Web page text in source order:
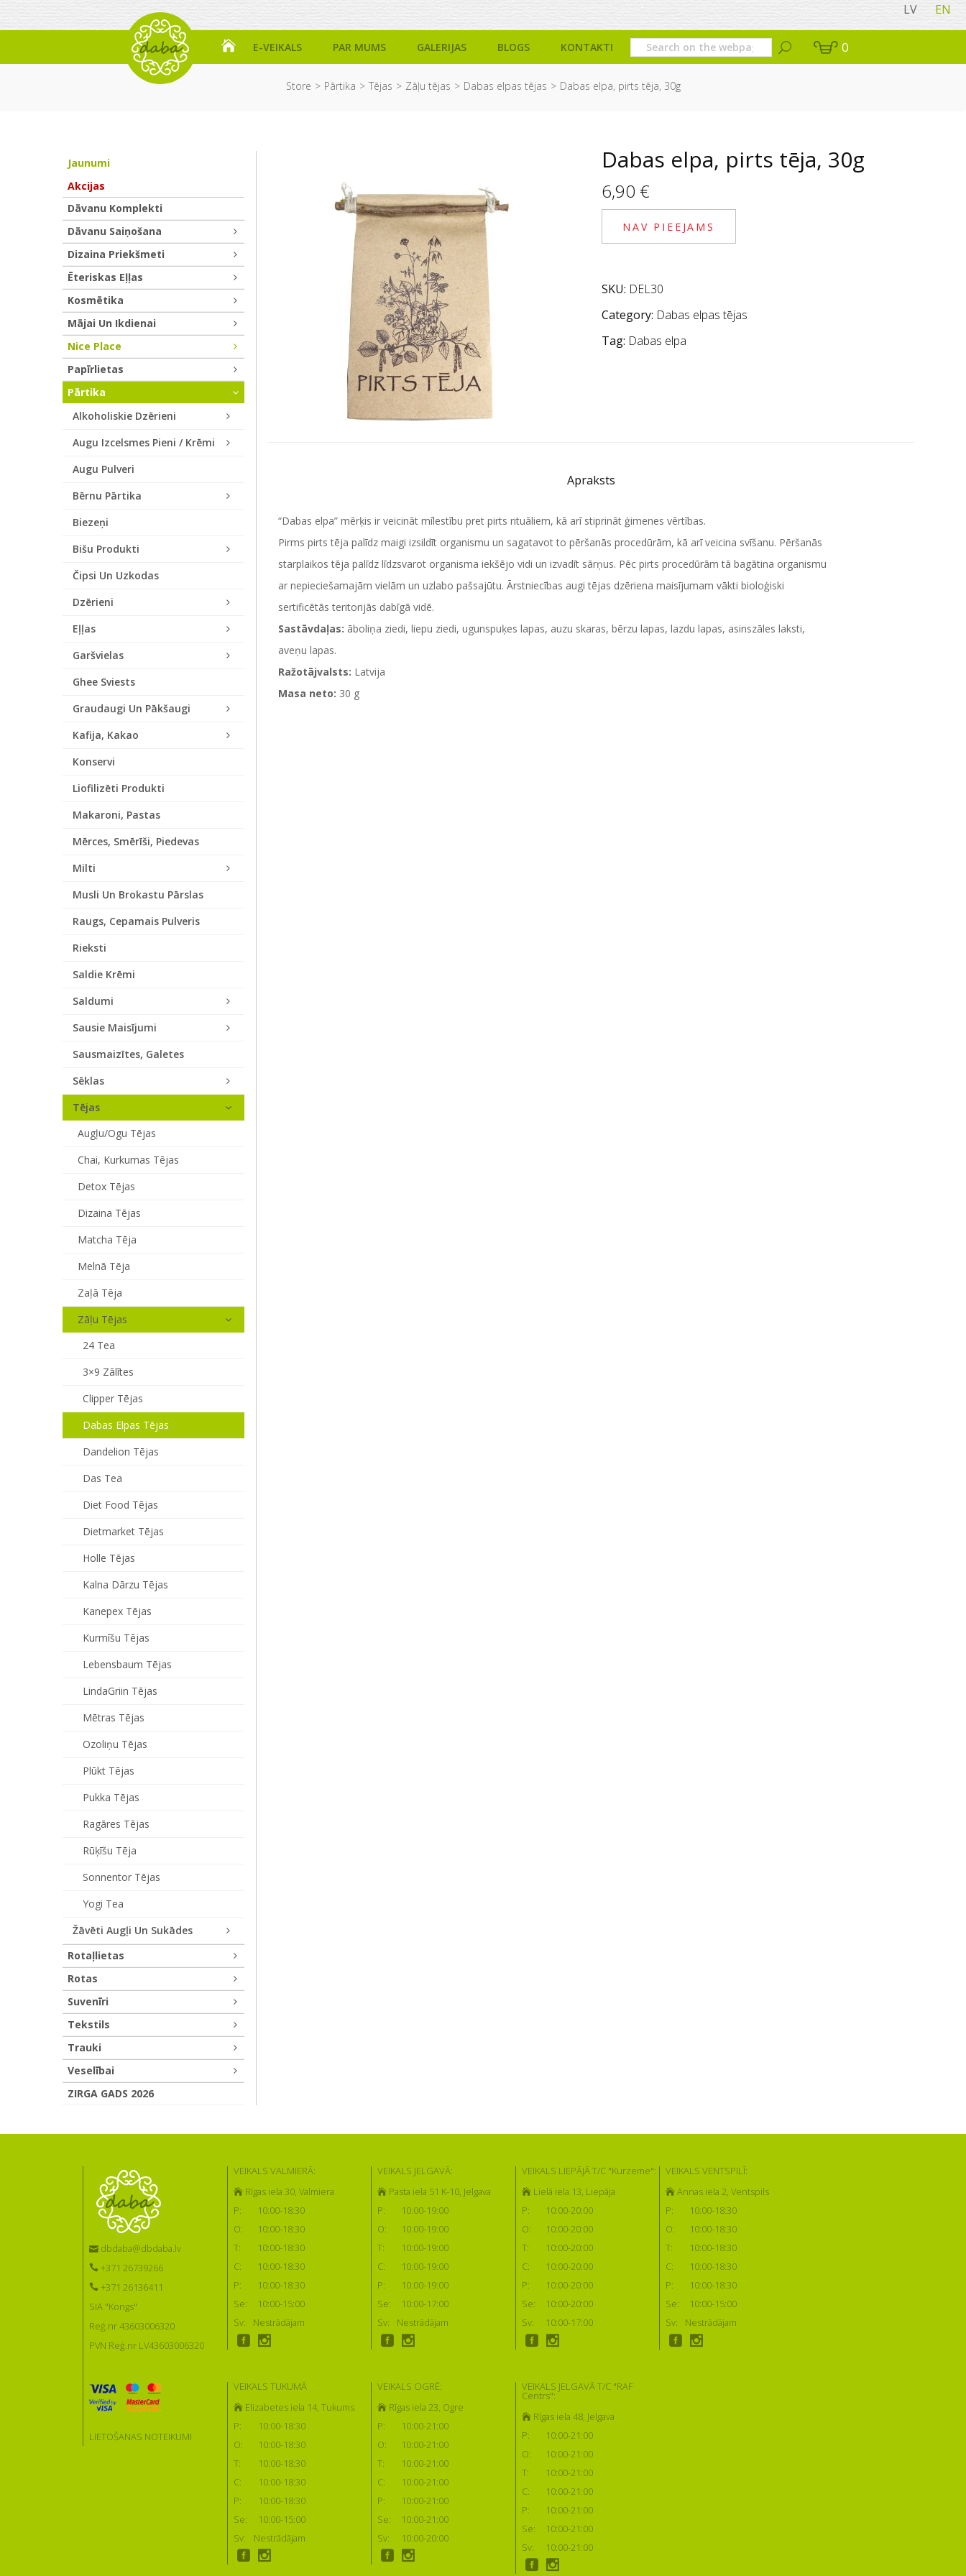
LV EN
E-VEIKALS PAR MUMS GALERIJAS BLOGS KONTAKTI 0
Store Pārtika Tējas Zāļu tējas Dabas elpas tējas Dabas elpa, pirts tēja, 30g
Dabas elpa, pirts tēja, 30g
6,90 €
NAV PIEEJAMS
SKU: DEL30
Category: Dabas elpas tējas
Tag: Dabas elpa
Apraksts
“Dabas elpa” mērķis ir veicināt mīlestību pret pirts rituāliem, kā arī stiprināt ģimenes vērtības.
Pirms pirts tēja palīdz maigi izsildīt organismu un sagatavot to pēršanās procedūrām, kā arī veicina svīšanu. Pēršanās
starplaikos tēja palīdz līdzsvarot organisma iekšējo vidi un izvadīt sārņus. Pēc pirts procedūrām tā bagātina organismu
ar nepieciešamajām vielām un uzlabo pašsajūtu. Ārstniecības augi tējas dzēriena maisījumam vākti bioloģiski
sertificētās teritorijās dabīgā vidē.
Sastāvdaļas: āboliņa ziedi, liepu ziedi, ugunspuķes lapas, auzu skaras, bērzu lapas, lazdu lapas, asinszāles laksti,
aveņu lapas.
Ražotājvalsts: Latvija
Masa neto: 30 g
Jaunumi
Akcijas
Dāvanu Komplekti
Dāvanu Saiņošana
Dizaina Priekšmeti
Ēteriskas Eļļas
Kosmētika
Mājai Un Ikdienai
Nice Place
Papīrlietas
Pārtika
Alkoholiskie Dzērieni
Augu Izcelsmes Pieni / Krēmi
Augu Pulveri
Bērnu Pārtika
Biezeņi
Bišu Produkti
Čipsi Un Uzkodas
Dzērieni
Eļļas
Garšvielas
Ghee Sviests
Graudaugi Un Pākšaugi
Kafija, Kakao
Konservi
Liofilizēti Produkti
Makaroni, Pastas
Mērces, Smērīši, Piedevas
Milti
Musli Un Brokastu Pārslas
Raugs, Cepamais Pulveris
Rieksti
Saldie Krēmi
Saldumi
Sausie Maisījumi
Sausmaizītes, Galetes
Sēklas
Tējas
Augļu/ogu Tējas
Chai, Kurkumas Tējas
Detox Tējas
Dizaina Tējas
Matcha Tēja
Melnā Tēja
Zaļā Tēja
Zāļu Tējas
24 Tea
3×9 Zālītes
Clipper Tējas
Dabas Elpas Tējas
Dandelion Tējas
Das Tea
Diet Food Tējas
Dietmarket Tējas
Holle Tējas
Kalna Dārzu Tējas
Kanepex Tējas
Kurmīšu Tējas
Lebensbaum Tējas
LindaGriin Tējas
Mētras Tējas
Ozoliņu Tējas
Plūkt Tējas
Pukka Tējas
Ragāres Tējas
Rūķīšu Tēja
Sonnentor Tējas
Yogi Tea
Žāvēti Augļi Un Sukādes
Rotaļlietas
Rotas
Suvenīri
Tekstils
Trauki
Veselībai
ZIRGA GADS 2026
dbdaba@dbdaba.lv
+371 26739266
+371 26136411
SIA "Kongs"
Reģ.nr 43603006320
PVN Reģ.nr LV43603006320
LIETOŠANAS NOTEIKUMI
VEIKALS VALMIERĀ:
Rīgas iela 30, Valmiera
P:
10:00-18:30
O:
10:00-18:30
T:
10:00-18:30
C:
10:00-18:30
P:
10:00-18:30
Se:
10:00-15:00
Sv:
Nestrādājam
VEIKALS JELGAVĀ:
Pasta iela 51 K-10, Jelgava
P:
10:00-19:00
O:
10:00-19:00
T:
10:00-19:00
C:
10:00-19:00
P:
10:00-19:00
Se:
10:00-17:00
Sv:
Nestrādājam
VEIKALS LIEPĀJĀ T/C "Kurzeme":
Lielā iela 13, Liepāja
P:
10:00-20:00
O:
10:00-20:00
T:
10:00-20:00
C:
10:00-20:00
P:
10:00-20:00
Se:
10:00-20:00
Sv:
10:00-17:00
VEIKALS VENTSPILĪ:
Annas iela 2, Ventspils
P:
10:00-18:30
O:
10:00-18:30
T:
10:00-18:30
C:
10:00-18:30
P:
10:00-18:30
Se:
10:00-15:00
Sv:
Nestrādājam
VEIKALS TUKUMĀ
Elizabetes iela 14, Tukums
P:
10:00-18:30
O:
10:00-18:30
T:
10:00-18:30
C:
10:00-18:30
P:
10:00-18:30
Se:
10:00-15:00
Sv:
Nestrādājam
VEIKALS OGRĒ:
Rīgas iela 23, Ogre
P:
10:00-21:00
O:
10:00-21:00
T:
10:00-21:00
C:
10:00-21:00
P:
10:00-21:00
Se:
10:00-21:00
Sv:
10:00-20:00
VEIKALS JELGAVĀ T/C "RAF
Centrs":
Rīgas iela 48, Jelgava
P:
10:00-21:00
O:
10:00-21:00
T:
10:00-21:00
C:
10:00-21:00
P:
10:00-21:00
Se:
10:00-21:00
Sv:
10:00-21:00